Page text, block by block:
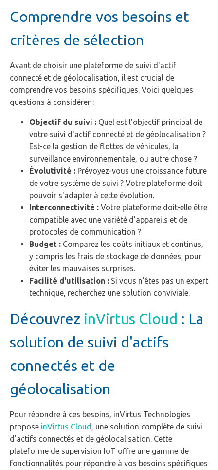
Comprendre vos besoins et
critères de sélection
Avant de choisir une plateforme de suivi d'actif
connecté et de géolocalisation, il est crucial de
comprendre vos besoins spécifiques. Voici quelques
questions à considérer :
Objectif du suivi : Quel est l'objectif principal de
votre suivi d'actif connecté et de géolocalisation ?
Est-ce la gestion de flottes de véhicules, la
surveillance environnementale, ou autre chose ?
Évolutivité : Prévoyez-vous une croissance future
de votre système de suivi ? Votre plateforme doit
pouvoir s'adapter à cette évolution.
Interconnectivité : Votre plateforme doit-elle être
compatible avec une variété d'appareils et de
protocoles de communication ?
Budget : Comparez les coûts initiaux et continus,
y compris les frais de stockage de données, pour
éviter les mauvaises surprises.
Facilité d'utilisation : Si vous n'êtes pas un expert
technique, recherchez une solution conviviale.
Découvrez inVirtus Cloud : La
solution de suivi d'actifs
connectés et de
géolocalisation
Pour répondre à ces besoins, inVirtus Technologies
propose inVirtus Cloud , une solution complète de suivi
d'actifs connectés et de géolocalisation. Cette
plateforme de supervision IoT offre une gamme de
fonctionnalités pour répondre à vos besoins spécifiques